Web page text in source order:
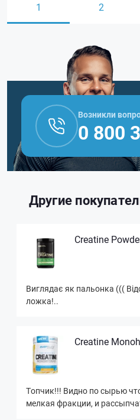
1 2
Возникли
0 800
Другие
Creatine
Виглядає як пальонка (((
ложка!..
Creatine
Топчик!!! Видно по сырью
мелкая фракции, и